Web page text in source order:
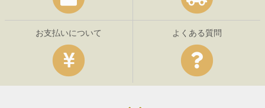
お支払いについて よくある質問